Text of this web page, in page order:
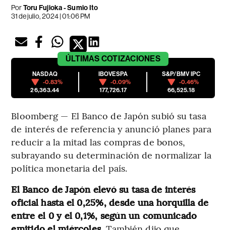
PorToru Fujioka - Sumio Ito
31 de julio, 2024 | 01:06 PM
ÚLTIMAS COTIZACIONES
NASDAQ
-0.83%
26,363.44
IBOVESPA
-0.09%
177,726.17
S&P/BMV IPC
-0.46%
66,525.18
Bloomberg — El Banco de Japón subió su tasa
de interés de referencia y anunció planes para
reducir a la mitad las compras de bonos,
subrayando su determinación de normalizar la
política monetaria del país.
El Banco de Japón elevó su tasa de interés
oficial hasta el 0,25%, desde una horquilla de
entre el 0 y el 0,1%, según un comunicado